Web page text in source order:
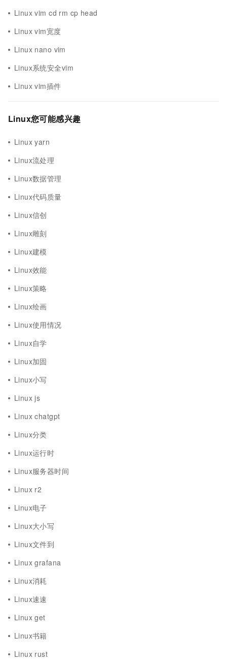
Linux vim cd rm cp head
Linux vim宽度
Linux nano vim
Linux系统安全vim
Linux vim插件
Linux您可能感兴趣
Linux yarn
Linux流处理
Linux数据管理
Linux代码质量
Linux信创
Linux雕刻
Linux建模
Linux效能
Linux策略
Linux绘画
Linux使用情况
Linux自学
Linux加固
Linux小写
Linux js
Linux chatgpt
Linux分类
Linux运行时
Linux服务器时间
Linux r2
Linux电子
Linux大小写
Linux文件到
Linux grafana
Linux消耗
Linux速速
Linux get
Linux书籍
Linux rust